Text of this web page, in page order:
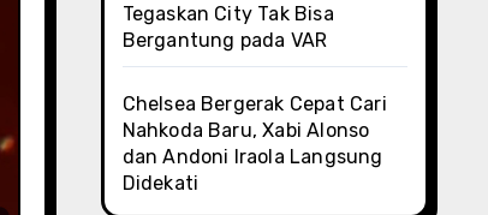
Tegaskan City Tak Bisa
Bergantung pada VAR
Chelsea Bergerak Cepat Cari
Nahkoda Baru, Xabi Alonso
dan Andoni Iraola Langsung
Didekati